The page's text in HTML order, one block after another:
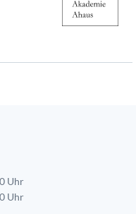
Uhr
Uhr